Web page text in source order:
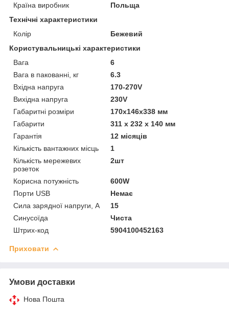
Країна виробник
Польща
Технічні характеристики
Колір
Бежевий
Користувальницькі характеристики
Вага
6
Вага в пакованні, кг
6.3
Вхідна напруга
170-270V
Вихідна напруга
230V
Габаритні розміри
170х146х338 мм
Габарити
311 x 232 x 140 мм
Гарантія
12 місяців
Кількість вантажних місць
1
Кількість мережевих
розеток
2шт
Корисна потужність
600W
Порти USB
Немає
Сила зарядної напруги, А
15
Синусоїда
Чиста
Штрих-код
5904100452163
Приховати
Умови доставки
Нова Пошта